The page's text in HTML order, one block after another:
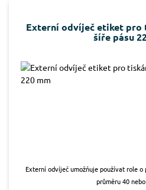
Externí odvíječ etiket pro
šíře pásu
Externí odvíječ umožňuje používat role o
průměru 40 nebo